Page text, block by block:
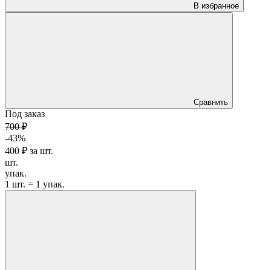
В избранное
Сравнить
Под заказ
700 ₽
-43%
400 ₽ за шт.
шт.
упак.
1 шт. = 1 упак.